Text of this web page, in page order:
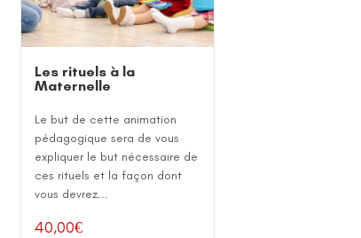
Les rituels à la
Maternelle
Le but de cette animation
pédagogique sera de vous
expliquer le but nécessaire de
ces rituels et la façon dont
vous devrez...
40,00€